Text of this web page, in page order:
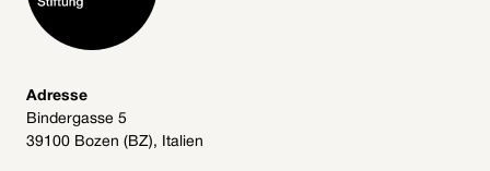
Adresse
Bindergasse 5
39100 Bozen (BZ), Italien